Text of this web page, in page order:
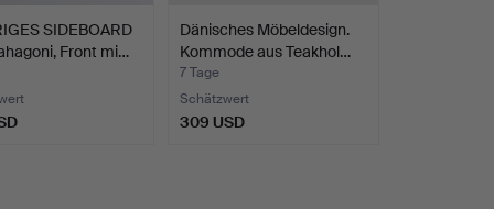
SIDEBOARD
Front mi…
Dänisches Möbeldesign.
Kommode aus Teakhol…
7 Tage
Schätzwert
309 USD